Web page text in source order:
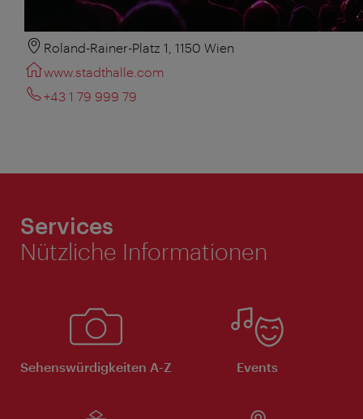
Roland-Rainer-Platz 1, 1150 Wien
www.stadthalle.com
+43 1 79 999 79
Services
Nützliche Informationen
Sehenswürdigkeiten A-Z Events